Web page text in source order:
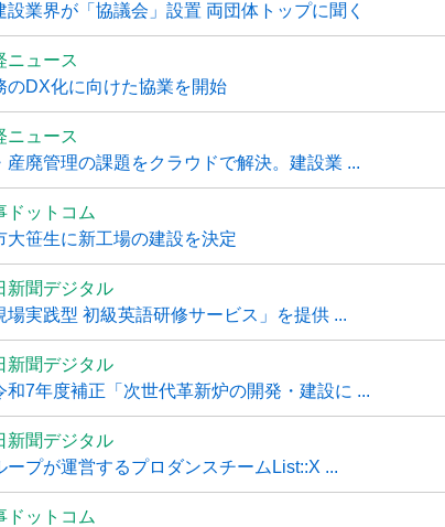
業界が「協議会」設置 両団体トップに聞く
ニュース
のDX化に向けた協業を開始
ニュース
産廃管理の課題をクラウドで解決。建設業 ...
ドットコム
大笹生に新工場の建設を決定
新聞デジタル
実践型 初級英語研修サービス」を提供 ...
新聞デジタル
和7年度補正「次世代革新炉の開発・建設に ...
新聞デジタル
プが運営するプロダンスチームList::X ...
ドットコム